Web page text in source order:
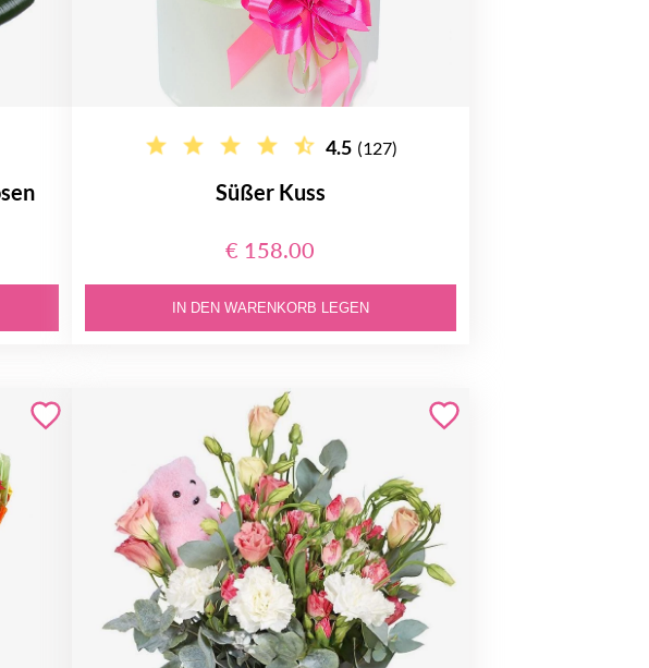
4.5 (127)
Süßer Kuss
€ 158.00
IN DEN WARENKORB LEGEN